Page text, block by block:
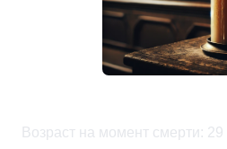
Возраст на момент смерти : 29